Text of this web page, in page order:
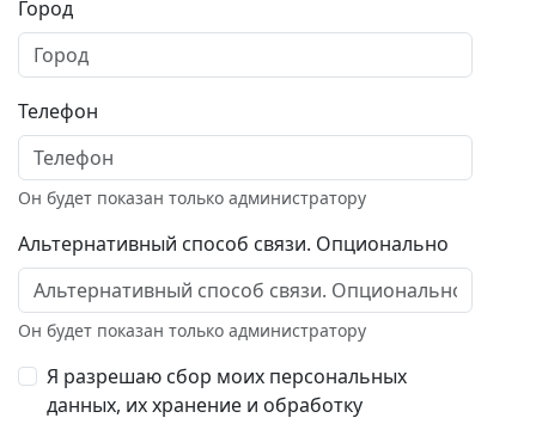
Город
Телефон
Он будет показан только администратору
Альтернативный способ связи. Опционально
Он будет показан только администратору
Я разрешаю сбор моих персональных
данных, их хранение и обработку